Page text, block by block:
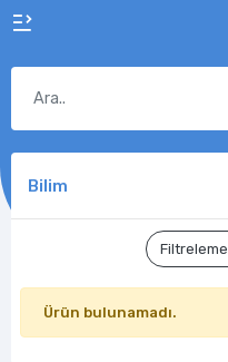
Bilim
Filtreleme
Ürün bulunamadı.